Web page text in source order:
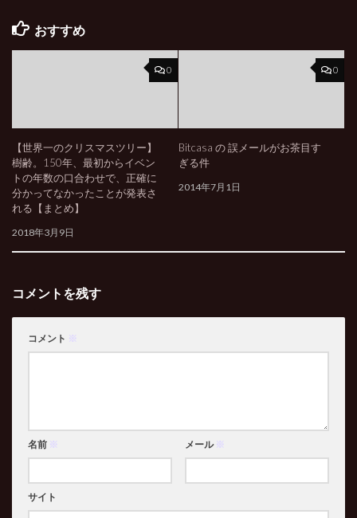
おすすめ
0
【世界一のクリスマスツリー】
樹齢。150年、最初からイベン
トの年数の口合わせで、正確に
分かってなかったことが発表さ
れる【まとめ】
2018年3月9日
0
Bitcasa の 誤メールがお茶目す
ぎる件
2014年7月1日
コメントを残す
コメント ※
名前 ※ メール ※
サイト